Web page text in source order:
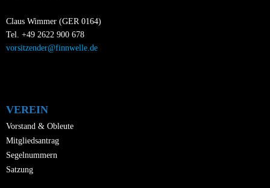
Claus Wimmer (GER 0164)
Tel. +49 2622 900 678
vorsitzender@finnwelle.de
VEREIN
Vorstand & Obleute
Mitgliedsantrag
Segelnummern
Satzung